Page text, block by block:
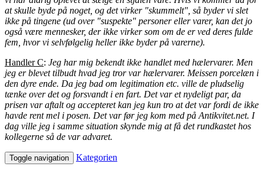
at skulle byde på noget, og det virker "skummelt", så byder vi slet
ikke på tingene (ud over "suspekte" personer eller varer, kan det jo
også være mennesker, der ikke virker som om de er ved deres fulde
fem, hvor vi selvfølgelig heller ikke byder på varerne).
Handler C: Jeg har mig bekendt ikke handlet med hælervarer. Men
jeg er blevet tilbudt hvad jeg tror var hælervarer. Meissen porcelæn i
den dyre ende. Da jeg bad om legitimation etc. ville de pludselig
tænke over det og forsvandt i en fart. Det var et nydeligt par, da
prisen var aftalt og accepteret kan jeg kun tro at det var fordi de ikke
havde rent mel i posen. Det var før jeg kom med på Antikvitet.net. I
dag ville jeg i samme situation skynde mig at få det rundkastet hos
kollegerne så de var advaret.
Toggle navigation Kategorien